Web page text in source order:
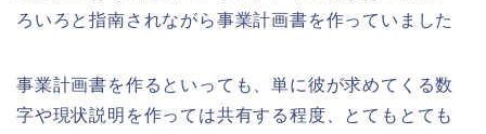
ろいろと指南されながら事業計画書を作っていました
事業計画書を作るといっても、単に彼が求めてくる数
字や現状説明を作っては共有する程度、とてもとても